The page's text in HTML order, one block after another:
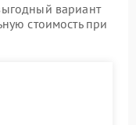
вариант
стоимость при